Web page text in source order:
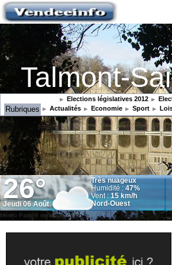
Talmont-
Elections législatives 2012
Sport
Economie
Actualités
Rubriques
Météo Paris© meteocity.com